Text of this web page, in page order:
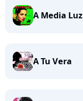
A Media Luz
A Tu Vera